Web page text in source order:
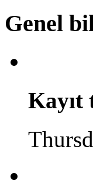
Genel
Kayıt